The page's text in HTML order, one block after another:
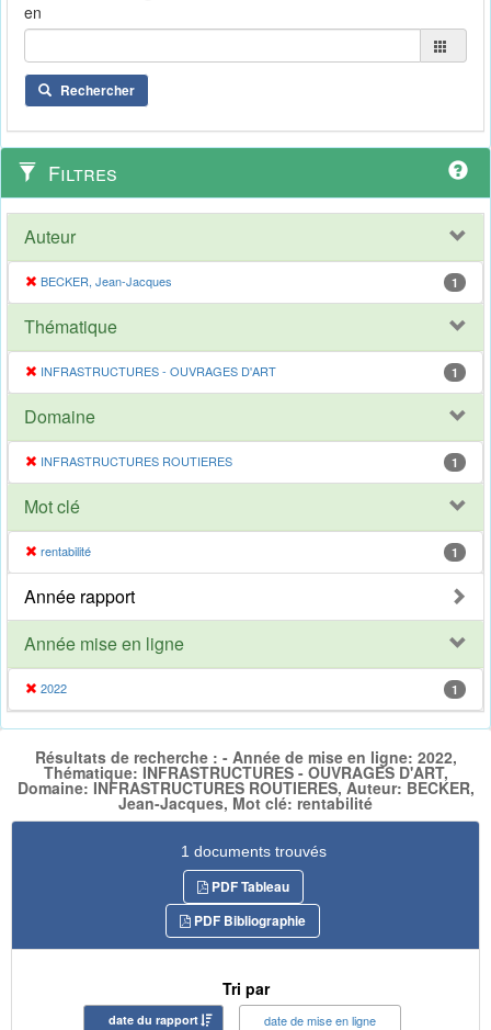
en
Rechercher
Filtres
Auteur
BECKER, Jean-Jacques 1
Thématique
INFRASTRUCTURES - OUVRAGES D'ART 1
Domaine
INFRASTRUCTURES ROUTIERES 1
Mot clé
rentabilité 1
Année rapport
Année mise en ligne
2022 1
Résultats de recherche : - Année de mise en ligne: 2022,
Thématique: INFRASTRUCTURES - OUVRAGES D'ART,
Domaine: INFRASTRUCTURES ROUTIERES, Auteur: BECKER,
Jean-Jacques, Mot clé: rentabilité
1 documents trouvés
PDF Tableau
PDF Bibliographie
Tri par
date du rapport date de mise en ligne